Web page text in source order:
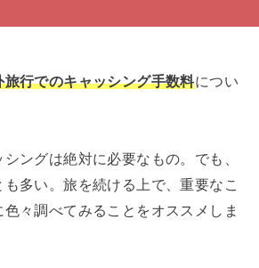
旅行でのキャッシング手数料につい
ングは絶対に必要なもの。でも、
多い。旅を続ける上で、重要なこ
々調べてみることをオススメしま